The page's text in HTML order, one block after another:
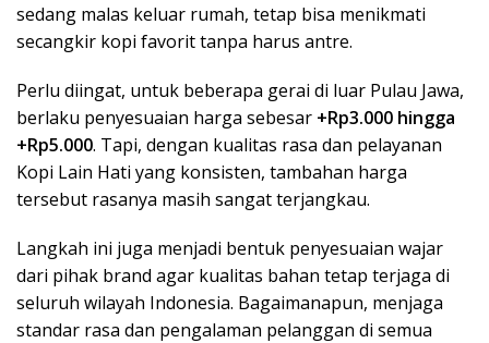
sedang malas keluar rumah, tetap bisa menikmati
secangkir kopi favorit tanpa harus antre.
Perlu diingat, untuk beberapa gerai di luar Pulau Jawa,
berlaku penyesuaian harga sebesar +Rp3.000 hingga
+Rp5.000. Tapi, dengan kualitas rasa dan pelayanan
Kopi Lain Hati yang konsisten, tambahan harga
tersebut rasanya masih sangat terjangkau.
Langkah ini juga menjadi bentuk penyesuaian wajar
dari pihak brand agar kualitas bahan tetap terjaga di
seluruh wilayah Indonesia. Bagaimanapun, menjaga
standar rasa dan pengalaman pelanggan di semua